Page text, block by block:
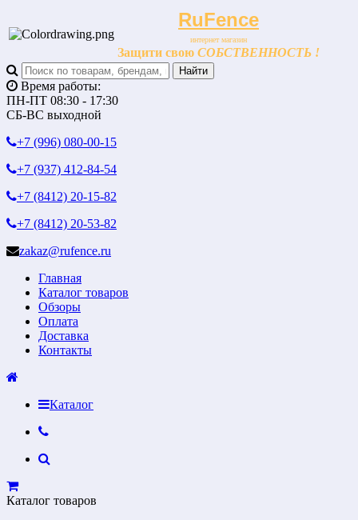
RuFence
интернет магазин
Защити свою СОБСТВЕННОСТЬ !
Время работы:
ПН-ПТ 08:30 - 17:30
СБ-ВС выходной
+7 (996) 080-00-15
+7 (937) 412-84-54
+7 (8412) 20-15-82
+7 (8412) 20-53-82
zakaz@rufence.ru
Главная
Каталог товаров
Обзоры
Оплата
Доставка
Контакты
Каталог
Каталог товаров